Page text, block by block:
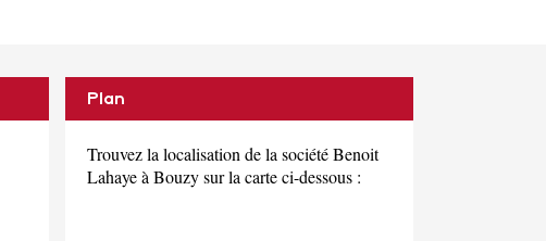
Plan
Trouvez la localisation de la société Benoit
Lahaye à Bouzy sur la carte ci-dessous :